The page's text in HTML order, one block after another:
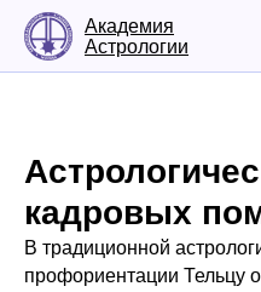
Академия
Астрологии
кадровых
В традиционной
профориентации Тельцу